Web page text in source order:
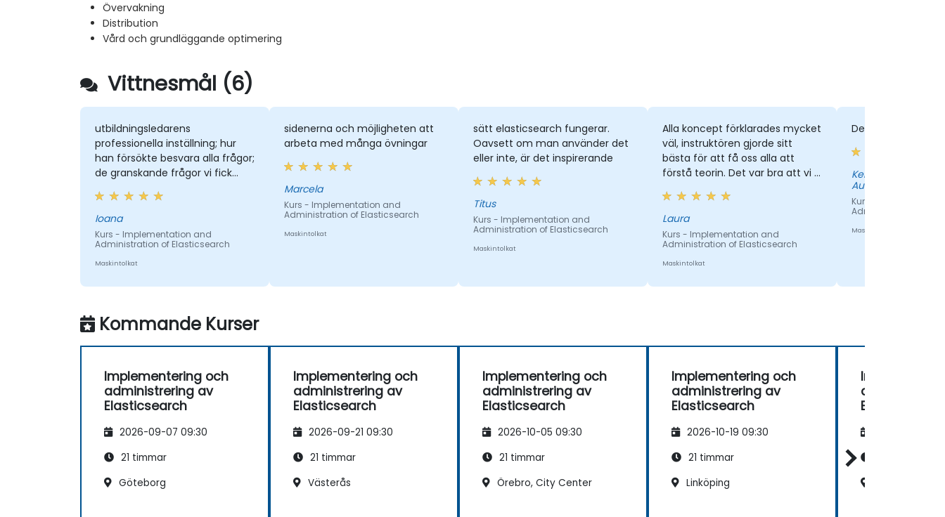
Övervakning
Distribution
Vård och grundläggande optimering
Vittnesmål (6)
utbildningsledarens
professionella inställning; hur
han försökte besvara alla frågor;
de granskande frågor vi fick
ställa: att engagera oss i
konversationer
Ioana
Kurs - Implementation and
Administration of Elasticsearch
Maskintolkat
sidenerna och möjligheten att
arbeta med många övningar
Marcela
Kurs - Implementation and
Administration of Elasticsearch
Maskintolkat
sätt elasticsearch fungerar.
Oavsett om man använder det
eller inte, är det inspirerande
Titus
Kurs - Implementation and
Administration of Elasticsearch
Maskintolkat
Alla koncept förklarades mycket
väl, instruktören gjorde sitt
bästa för att få oss alla att
förstå teorin. Det var bra att vi i
början av varje dag gick igenom
allt vi hade gjort under de
föregående träningsdagen, så
att vi fick en uppferskning innan
vi dykade in i ny information.
Laura
Kurs - Implementation and
Administration of Elasticsearch
Maskintolkat
Demonstrationen
Kenneth Wong -
Authority
Kurs -
Administration of
Maskintolkat
Kommande Kurser
Implementering och
administrering av
Elasticsearch
2026-09-07 09:30
21 timmar
Göteborg
Implementering och
administrering av
Elasticsearch
2026-09-21 09:30
21 timmar
Västerås
Implementering och
administrering av
Elasticsearch
2026-10-05 09:30
21 timmar
Örebro, City Center
Implementering och
administrering av
Elasticsearch
2026-10-19 09:30
21 timmar
Linköping
Elasticsearch